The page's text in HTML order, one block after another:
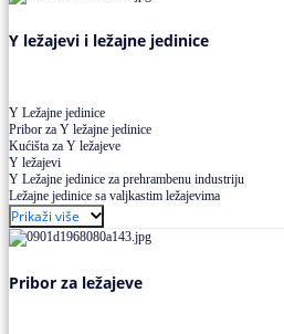
Y ležajevi i ležajne jedinice
Y Ležajne jedinice
Pribor za Y ležajne jedinice
Kućišta za Y ležajeve
Y ležajevi
Y Ležajne jedinice za prehrambenu industriju
Ležajne jedinice sa valjkastim ležajevima
Prikaži više
Pribor za ležajeve